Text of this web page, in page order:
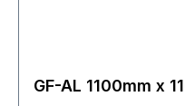
GF-AL 1100mm x